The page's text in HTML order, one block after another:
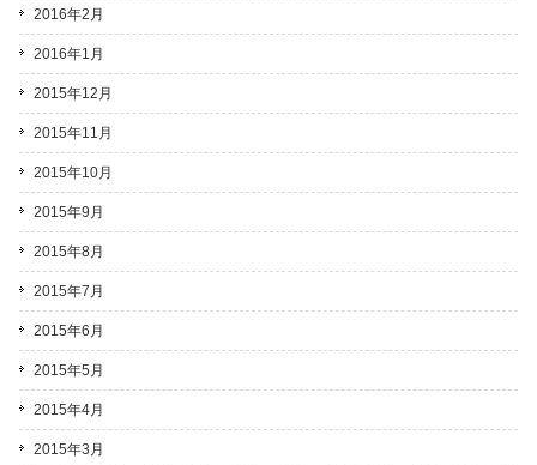
2016年2月
2016年1月
2015年12月
2015年11月
2015年10月
2015年9月
2015年8月
2015年7月
2015年6月
2015年5月
2015年4月
2015年3月